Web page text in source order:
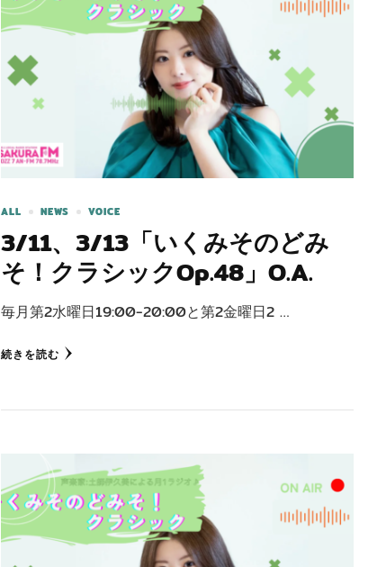
ALL NEWS VOICE
3/11、3/13「いくみそのどみ
そ！クラシックOp.48」O.A.
毎月第2水曜日19:00-20:00と第2金曜日2 …
続きを読む